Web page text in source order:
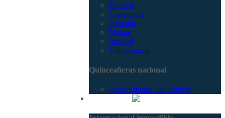
Boyacá
Capurganá
Girardot
Melgar
San Gil
Villavicencio
Quinceañeras nacional
Quinceañeras San Andrés